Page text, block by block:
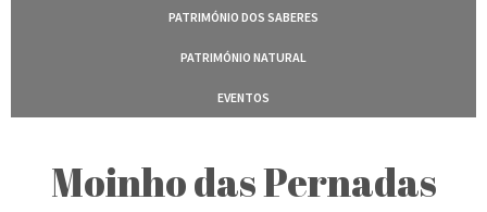
PATRIMÓNIO DOS SABERES
PATRIMÓNIO NATURAL
EVENTOS
Moinho das Pernadas